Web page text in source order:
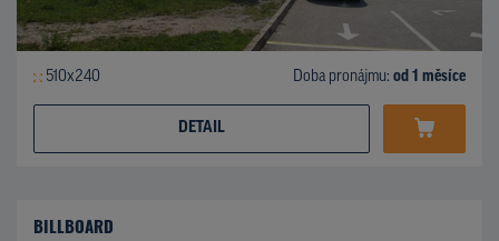
510x240 Doba pronájmu: od 1 měsíce
DETAIL
BILLBOARD